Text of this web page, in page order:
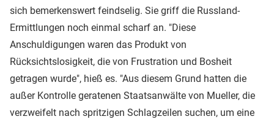
sich bemerkenswert feindselig. Sie griff die Russland-
Ermittlungen noch einmal scharf an. "Diese
Anschuldigungen waren das Produkt von
Rücksichtslosigkeit, die von Frustration und Bosheit
getragen wurde", hieß es. "Aus diesem Grund hatten die
außer Kontrolle geratenen Staatsanwälte von Mueller, die
verzweifelt nach spritzigen Schlagzeilen suchen, um eine